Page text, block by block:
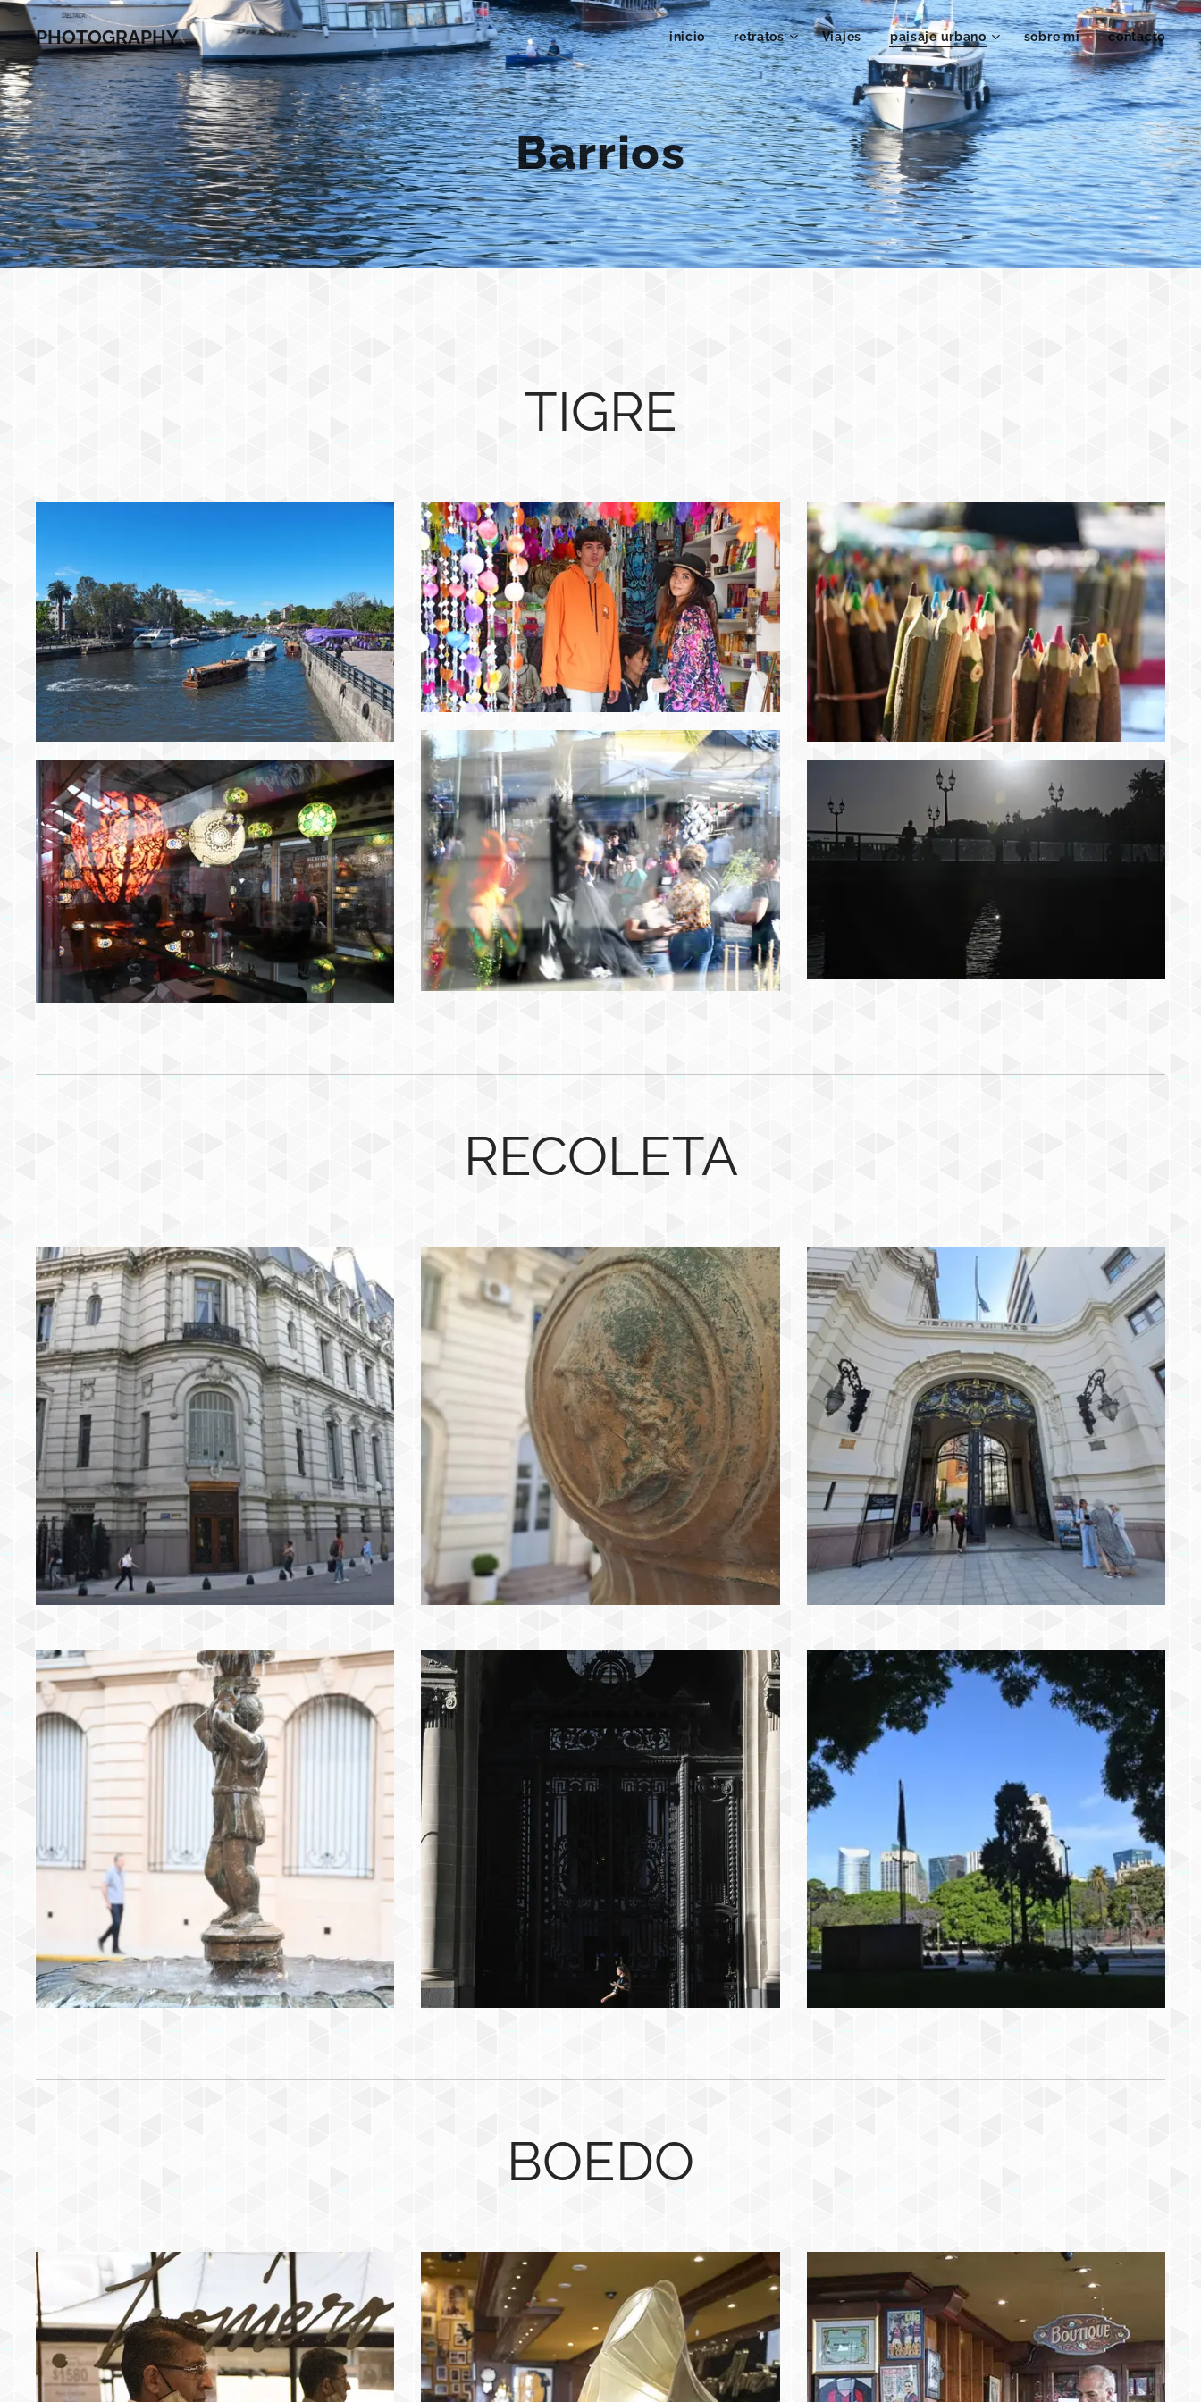
PHOTOGRAPHY inicio retratos Viajes paisaje urbano sobre mí contacto
Barrios
TIGRE
RECOLETA
BOEDO